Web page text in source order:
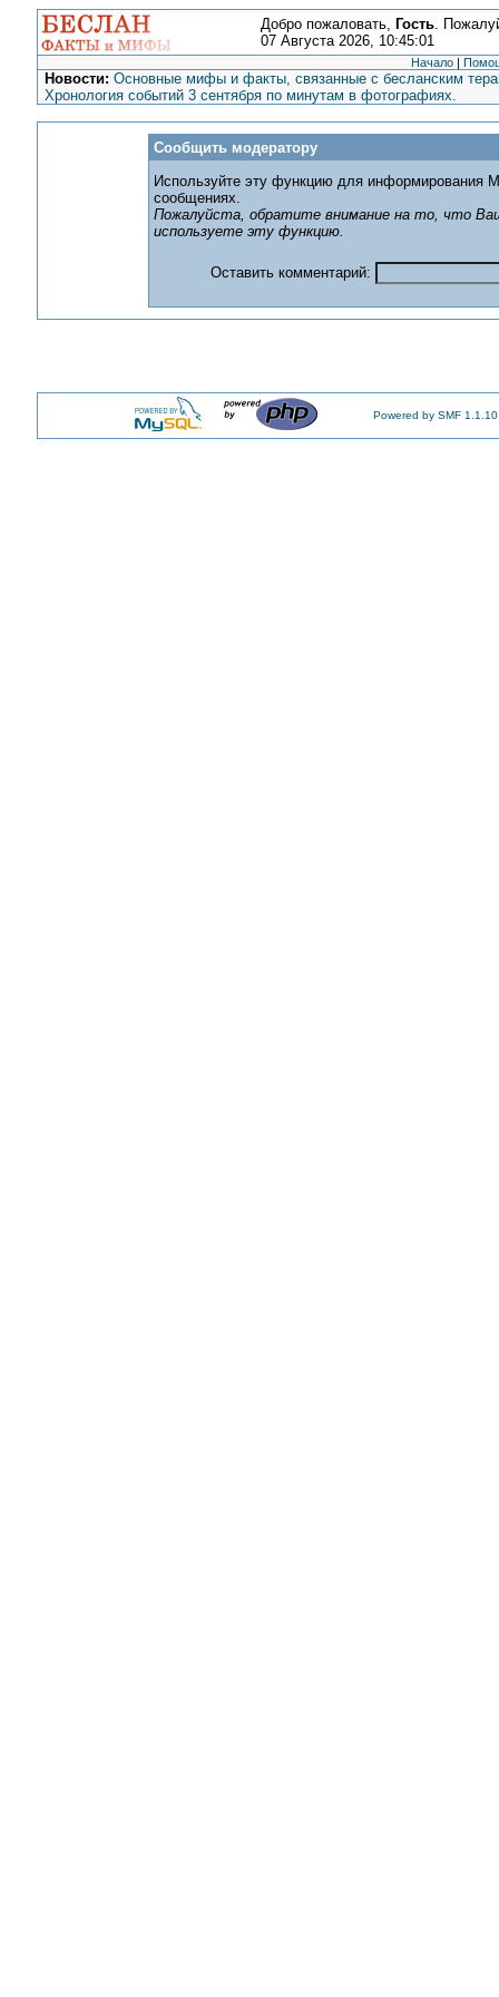
Добро пожаловать, Гость.
07 Августа 2026, 10:45:01
Начало |
Новости: Основные мифы и факты, связанные с бесланским
Хронология событий 3 сентября по минутам в фотографиях.
Сообщить модератору
Используйте эту функцию для информирования
сообщениях.
Пожалуйста, обратите внимание на то, что
используете эту функцию.
Оставить комментарий:
Powered by SMF 1.1.10